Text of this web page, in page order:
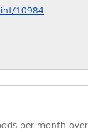
10984
per month